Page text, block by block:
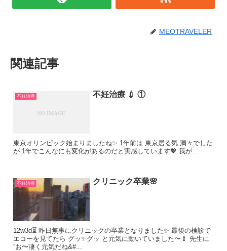
MEOTRAVELER
関連記事
不妊治療 不妊治療 💉 ①
東京オリンピック始まりましたね✨ 1年前は 東京居る気 満々でした
が 1年でこんなにも変化があるのだと実感しています💖 我が...
不妊治療 クリニック卒業🌸
12w3d⏳ 昨日無事にクリニックの卒業となりました✨ 最後の検診で
エコーを見てたら グッ✨グッ と元気に動いていました〜🍼 先生に
”お〜凄く元気だね&#...